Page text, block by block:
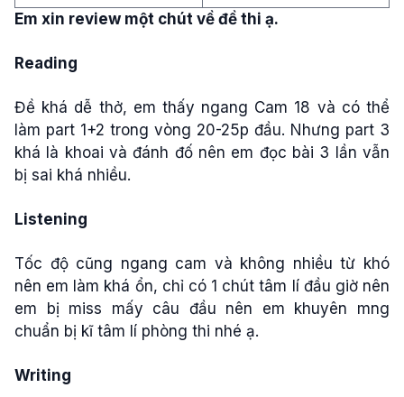
Em xin review một chút về đề thi ạ.
Reading
Đề khá dễ thở, em thấy ngang Cam 18 và có thể
làm part 1+2 trong vòng 20-25p đầu. Nhưng part 3
khá là khoai và đánh đố nên em đọc bài 3 lần vẫn
bị sai khá nhiều.
Listening
Tốc độ cũng ngang cam và không nhiều từ khó
nên em làm khá ổn, chỉ có 1 chút tâm lí đầu giờ nên
em bị miss mấy câu đầu nên em khuyên mng
chuẩn bị kĩ tâm lí phòng thi nhé ạ.
Writing